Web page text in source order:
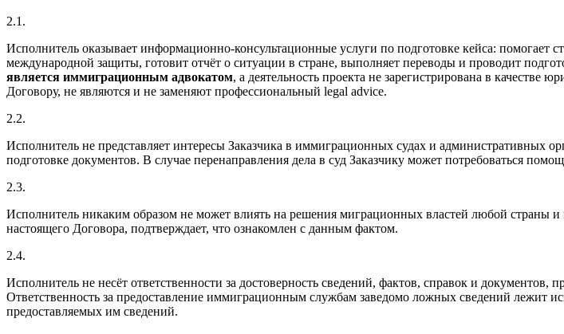
2.1.
Исполнитель оказывает информационно-консультационные услуги по подготовке кейса: помогает
международной защиты, готовит отчёт о ситуации в стране, выполняет переводы и проводит
является иммиграционным адвокатом, а деятельность проекта не зарегистрирована в
Договору, не являются и не заменяют профессиональный legal advice.
2.2.
Исполнитель не представляет интересы Заказчика в иммиграционных судах и административных
подготовке документов. В случае перенаправления дела в суд Заказчику может потребоваться
2.3.
Исполнитель никаким образом не может влиять на решения миграционных властей любой страны
настоящего Договора, подтверждает, что ознакомлен с данным фактом.
2.4.
Исполнитель не несёт ответственности за достоверность сведений, фактов, справок и
Ответственность за предоставление иммиграционным службам заведомо ложных сведений лежит
предоставляемых им сведений.